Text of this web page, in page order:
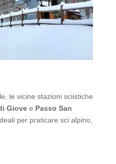
le vicine stazioni sciistiche
Giovee Passo San
per praticare sci alpino,